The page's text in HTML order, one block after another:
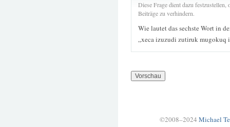
Diese Frage dient dazu
Beiträge zu verhindern.
Wie lautet das sechste Wort in
„xeca izuzudi zutiruk
©2008–2024 Michael